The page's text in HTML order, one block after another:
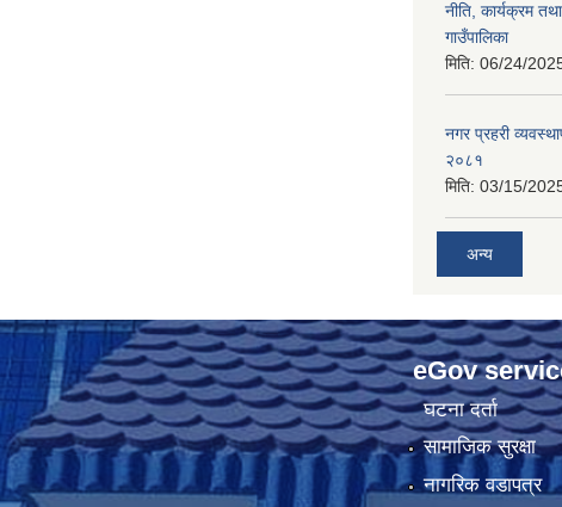
नीति, कार्यक्रम
गाउँपालिका
मिति: 06/24/
नगर प्रहरी
२०८१
मिति: 03/15/
अन्य
eGov
घटना दर्ता
सामाजिक सुरक्षा
नागरिक वडापत्र